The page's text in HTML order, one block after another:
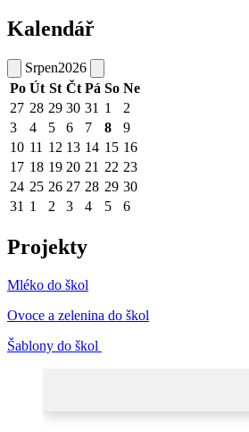
Kalendář
Srpen2026
Po Út St Čt Pá So Ne
27 28 29 30 31 1
2
3
4 5 6 7 8
9
10 11 12 13 14 15 16
17 18 19 20 21 22 23
24 25 26 27 28 29 30
31 1 2 3 4 5 6
Projekty
Mléko do škol
Ovoce a zelenina do škol
Šablony do škol